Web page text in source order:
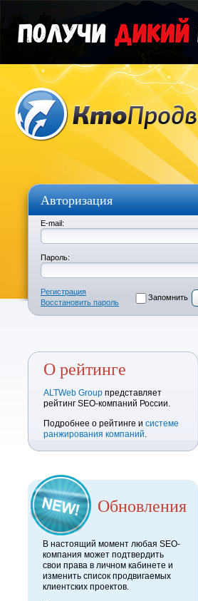
Авторизация
E-mail:
Пароль:
Регистрация
Восстановить пароль
Запомнить
О рейтинге
ALTWeb Group представляет
рейтинг SEO-компаний России.
Подробнее о рейтинге и системе
ранжирования компаний.
Обновления
В настоящий момент любая SEO-
компания может подтвердить
свои права в личном кабинете и
изменить список продвигаемых
клиентских проектов.